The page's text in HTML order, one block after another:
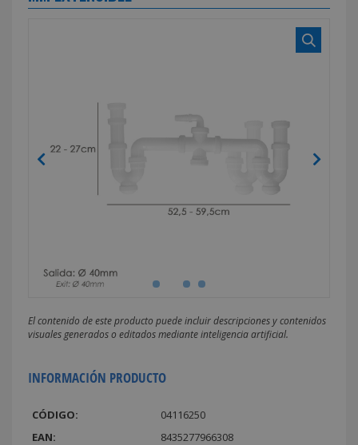
El contenido de este producto puede incluir descripciones y contenidos
visuales generados o editados mediante inteligencia artificial.
INFORMACIÓN PRODUCTO
CÓDIGO:
04116250
EAN:
8435277966308